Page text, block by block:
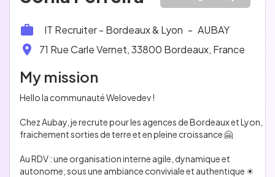
IT Recruiter - Bordeaux & Lyon - AUBAY
71 Rue Carle Vernet, 33800 Bordeaux, France
My mission
Hello la communauté Welovedev !
Chez Aubay, je recrute pour les agences de Bordeaux et Lyon,
fraichement sorties de terre et en pleine croissance 🤗
Au RDV : une organisation interne agile, dynamique et
autonome, sous une ambiance conviviale et authentique ☀